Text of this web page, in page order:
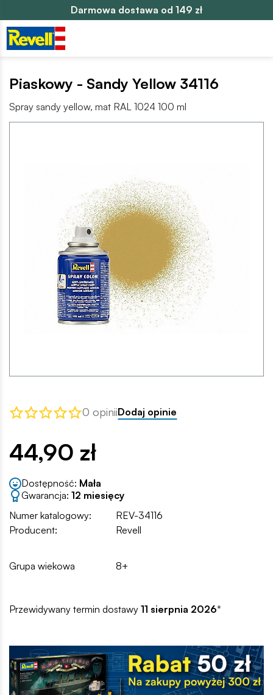
Darmowa dostawa od 149 zł
Piaskowy - Sandy Yellow 34116
Spray sandy yellow, mat RAL 1024 100 ml
0 opiniiDodaj opinie
44,90 zł
Dostępność: Mała
Gwarancja: 12 miesięcy
Numer katalogowy:
REV-34116
Producent:
Revell
Grupa wiekowa 8+
Przewidywany termin dostawy 11 sierpnia 2026*